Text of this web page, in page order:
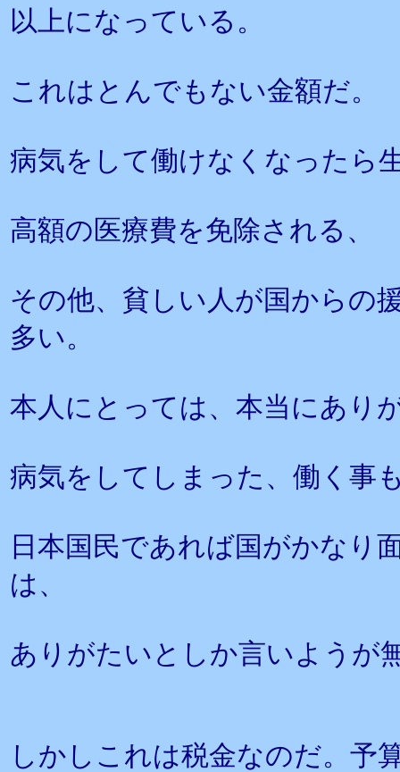
以上になっている。
これはとんでもない金額だ。
病気をして働けなくなったら
高額の医療費を免除される、
その他、貧しい人が国からの
多い。
本人にとっては、本当にあり
病気をしてしまった、働く事
日本国民であれば国がかなり
は、
ありがたいとしか言いようが
しかしこれは税金なのだ。予